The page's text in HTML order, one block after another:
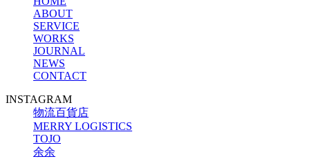
ABOUT
SERVICE
WORKS
JOURNAL
NEWS
CONTACT
INSTAGRAM
物流百貨店
MERRY LOGISTICS
TOJO
余余